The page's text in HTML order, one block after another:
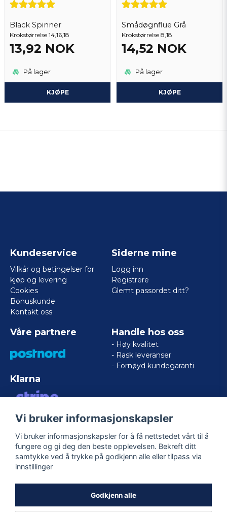
Black Spinner
Krokstørrelse 14,16,18
13,92 NOK
På lager
KJØPE
Smådøgnflue Grå
Krokstørrelse 8,18
14,52 NOK
På lager
KJØPE
Kundeservice
Vilkår og betingelser for
kjøp og levering
Cookies
Bonuskunde
Kontakt oss
Siderne mine
Logg inn
Registrere
Glemt passordet ditt?
Våre partnere
Klarna
VISA/MASTERCARD/AMERICAN
Handle hos oss
- Høy kvalitet
- Rask leveranser
- Fornøyd kundegaranti
Følg oss
Vi bruker informasjonskapsler
Vi bruker informasjonskapsler for å få nettstedet vårt til å
fungere og gi deg den beste opplevelsen. Bekreft ditt
samtykke ved å trykke på godkjenn alle eller tilpass via
innstillinger
Godkjenn alle